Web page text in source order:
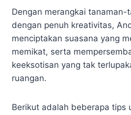
Dengan merangkai tanaman-
dengan penuh kreativitas,
menciptakan suasana yang
memikat, serta
keeksotisan yang tak
ruangan.
Berikut adalah beberapa tips